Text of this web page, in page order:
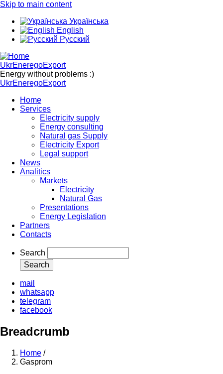
Skip to main content
Українська
English
Русский
UkrEneregoExport
Energy without problems :)
UkrEneregoExport
Home
Services
Electricity supply
Energy consulting
Natural gas Supply
Electricity Export
Legal support
News
Analitics
Markets
Electricity
Natural Gas
Presentations
Energy Legislation
Partners
Contacts
Search
mail
whatsapp
telegram
facebook
Breadcrumb
Home /
Gasprom